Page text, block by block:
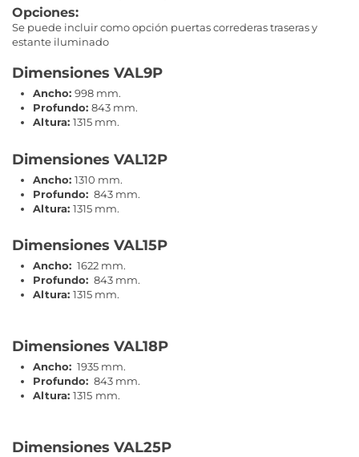
Opciones:
Se puede incluir como opción puertas correderas traseras y
estante iluminado
Dimensiones VAL9P
Ancho: 998 mm.
Profundo: 843 mm.
Altura: 1315 mm.
Dimensiones VAL12P
Ancho: 1310 mm.
Profundo: 843 mm.
Altura: 1315 mm.
Dimensiones VAL15P
Ancho: 1622 mm.
Profundo: 843 mm.
Altura: 1315 mm.
Dimensiones VAL18P
Ancho: 1935 mm.
Profundo: 843 mm.
Altura: 1315 mm.
Dimensiones VAL25P